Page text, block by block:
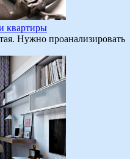
квартиры
Нужно проанализировать